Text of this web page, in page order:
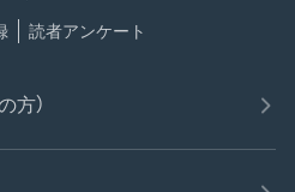
読者アンケート
方）